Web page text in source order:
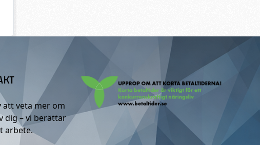
att veta mer om
dig – vi berättar
arbete.